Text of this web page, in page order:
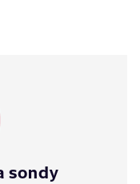
sondy